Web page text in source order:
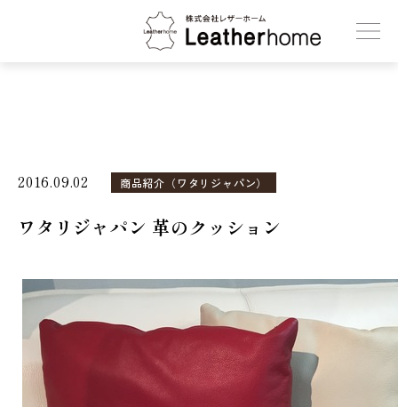
株式会社レザーホーム
2016.09.02 商品紹介（ワタリジャパン）
ワタリジャパン 革のクッション